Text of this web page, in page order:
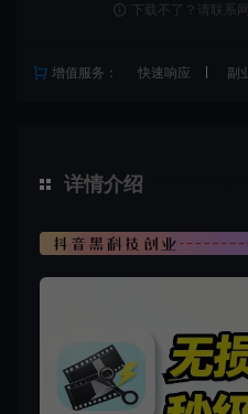
下载不了？请联系
增值服务： 快速响应 副
详情介绍